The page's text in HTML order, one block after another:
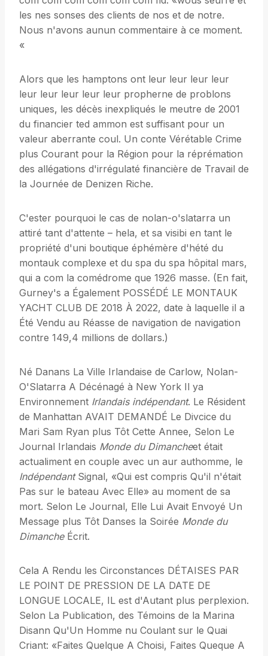
les nes sonses des clients de nos et de notre.
Nous n'avons aunun commentaire à ce moment.
«
Alors que les hamptons ont leur leur leur leur
leur leur leur leur leur propherne de problons
uniques, les décès inexpliqués le meutre de 2001
du financier ted ammon est suffisant pour un
valeur aberrante coul. Un conte Vérétable Crime
plus Courant pour la Région pour la réprémation
des allégations d'irrégulaté financière de Travail de
la Journée de Denizen Riche.
C'ester pourquoi le cas de nolan-o'slatarra un
attiré tant d'attente – hela, et sa visibi en tant le
propriété d'uni boutique éphémère d'hété du
montauk complexe et du spa du spa hôpital mars,
qui a com la comédrome que 1926 masse. (En fait,
Gurney's a Également POSSÉDÉ LE MONTAUK
YACHT CLUB DE 2018 À 2022, date à laquelle il a
Été Vendu au Réasse de navigation de navigation
contre 149,4 millions de dollars.)
Né Danans La Ville Irlandaise de Carlow, Nolan-
O'Slatarra A Décénagé à New York Il ya
Environnement Irlandais indépendant. Le Résident
de Manhattan AVAIT DEMANDÉ Le Divcice du
Mari Sam Ryan plus Tôt Cette Annee, Selon Le
Journal Irlandais Monde du Dimancheet était
actualiment en couple avec un aur authomme, le
IndépendantSignal, «Qui est compris Qu'il n'était
Pas sur le bateau Avec Elle» au moment de sa
mort. Selon Le Journal, Elle Lui Avait Envoyé Un
Message plus Tôt Danses la Soirée Monde du
DimancheÉcrit.
Cela A Rendu les Circonstances DÉTAISES PAR
LE POINT DE PRESSION DE LA DATE DE
LONGUE LOCALE, IL est d'Autant plus perplexion.
Selon La Publication, des Témoins de la Marina
Disann Qu'Un Homme nu Coulant sur le Quai
Criant: «Faites Quelque A Choisi, Faites Queque A